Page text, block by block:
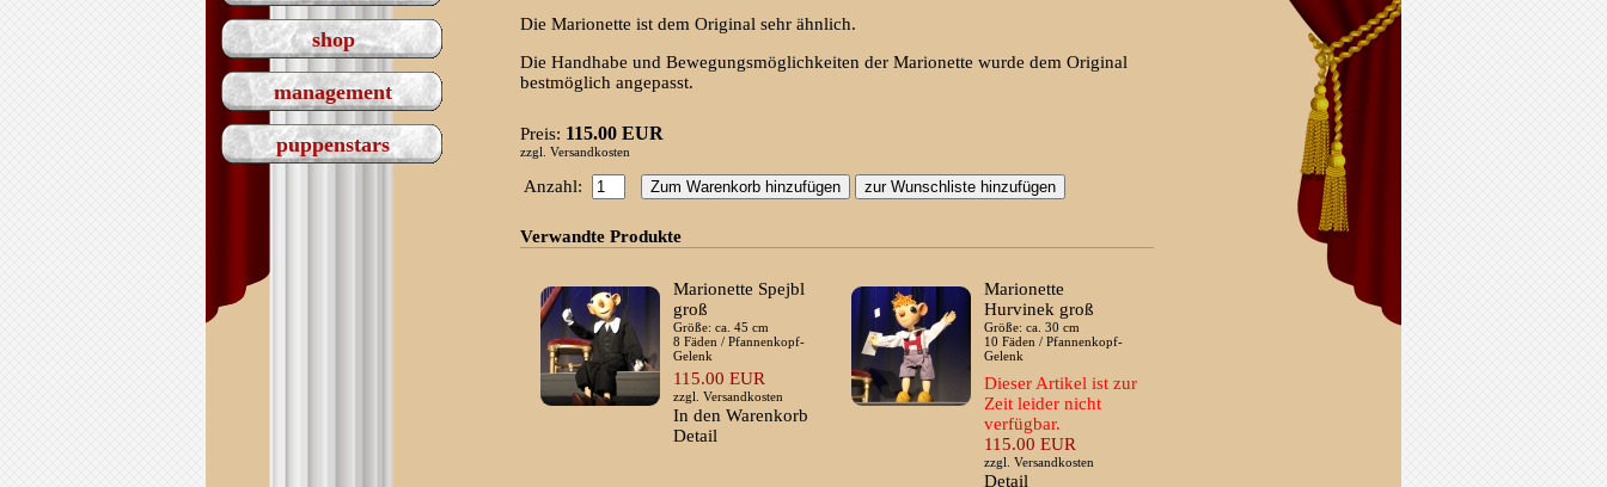
shop
management
puppenstars
Die Marionette ist dem Original sehr ähnlich.
Die Handhabe und Bewegungsmöglichkeiten der Marionette wurde dem Original
bestmöglich angepasst.
Preis: 115.00 EUR
zzgl. Versandkosten
Anzahl:
Verwandte Produkte
Marionette Spejbl
groß
Größe: ca. 45 cm
8 Fäden / Pfannenkopf-
Gelenk
115.00 EUR
zzgl. Versandkosten
In den Warenkorb
Detail
Marionette
Hurvinek groß
Größe: ca. 30 cm
10 Fäden / Pfannenkopf-
Gelenk
Dieser Artikel ist zur
Zeit leider nicht
verfügbar.
115.00 EUR
zzgl. Versandkosten
Detail